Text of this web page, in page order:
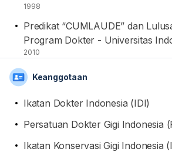
1998
Predikat “CUMLAUDE” dan
Program Dokter - Universitas
2010
Keanggotaan
Ikatan Dokter Indonesia (IDI)
Persatuan Dokter Gigi Indonesia
Ikatan Konservasi Gigi Indonesia